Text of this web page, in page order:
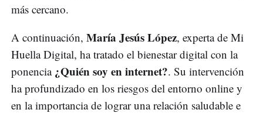
más cercano.
A continuación, María Jesús López, experta de Mi
Huella Digital, ha tratado el bienestar digital con la
ponencia ¿Quién soy en internet?. Su intervención
ha profundizado en los riesgos del entorno online y
en la importancia de lograr una relación saludable e